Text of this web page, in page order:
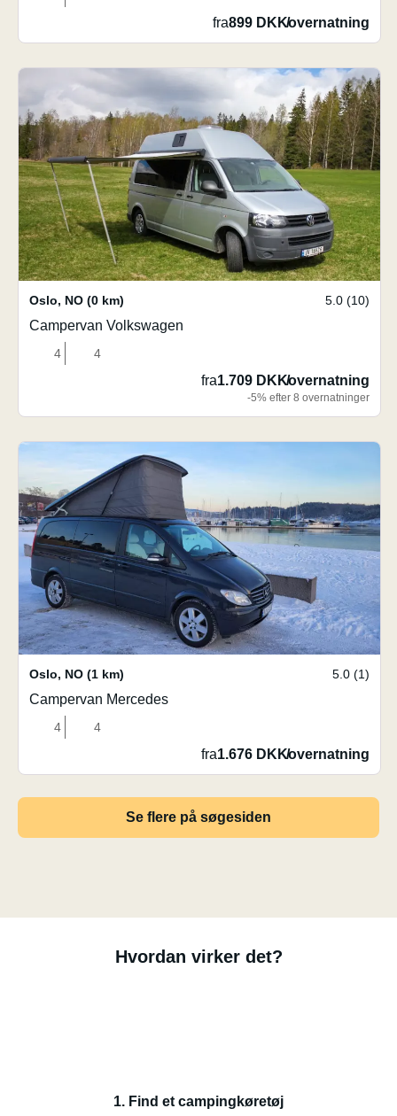
fra899 DKK/overnatning
Oslo, NO (0 km) 5.0 (10)
Campervan Volkswagen
4 4
fra1.709 DKK/overnatning
-5% efter 8 overnatninger
Oslo, NO (1 km) 5.0 (1)
Campervan Mercedes
4 4
fra1.676 DKK/overnatning
Se flere på søgesiden
Hvordan virker det?
1. Find et campingkøretøj